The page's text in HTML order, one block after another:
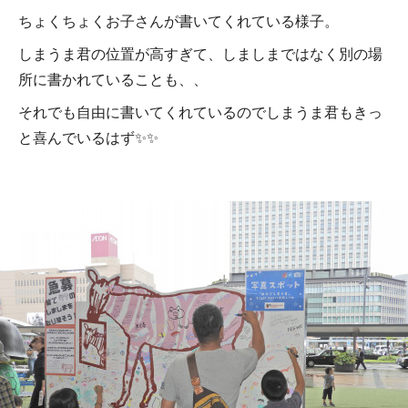
ちょくちょくお子さんが書いてくれている様子。
しまうま君の位置が高すぎて、しましまではなく別の場
所に書かれていることも、、
それでも自由に書いてくれているのでしまうま君もきっ
と喜んでいるはず✨✨